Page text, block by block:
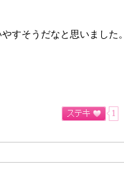
すそうだなと思いました。
1